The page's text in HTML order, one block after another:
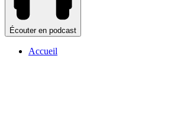
Écouter en podcast
Accueil